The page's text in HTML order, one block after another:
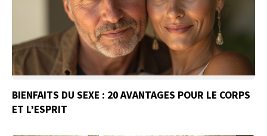
BIENFAITS DU SEXE : 20 AVANTAGES POUR LE CORPS
ET L’ESPRIT